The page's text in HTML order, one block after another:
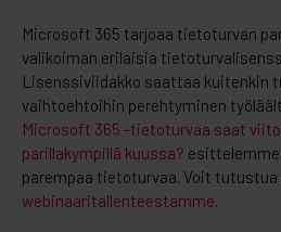
Microsoft 365 tarjoaa tietoturvan
valikoiman erilaisia
Lisenssiviidakko saattaa kuitenkin
vaihtoehtoihin perehtyminen
Microsoft 365 -tietoturvaa saat
parillakympillä kuussa?
parempaa tietoturvaa. Voit
webinaaritallenteestamme.